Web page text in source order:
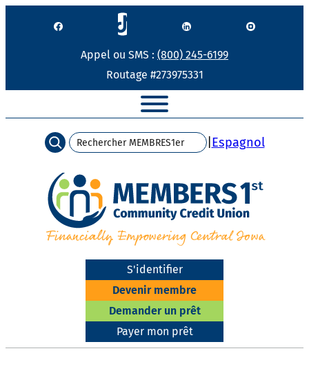
Appel ou SMS : (800) 245-6199
Routage #273975331
Recherche | Espagnol
S'identifier
Devenir membre
Demander un prêt
Payer mon prêt